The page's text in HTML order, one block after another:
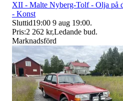
XII - Malte Nyberg-Tolf - Olja på
- Konst
Sluttid19:00 9 aug 19:00.
Pris:2 262 kr,Ledande bud.
Marknadsförd